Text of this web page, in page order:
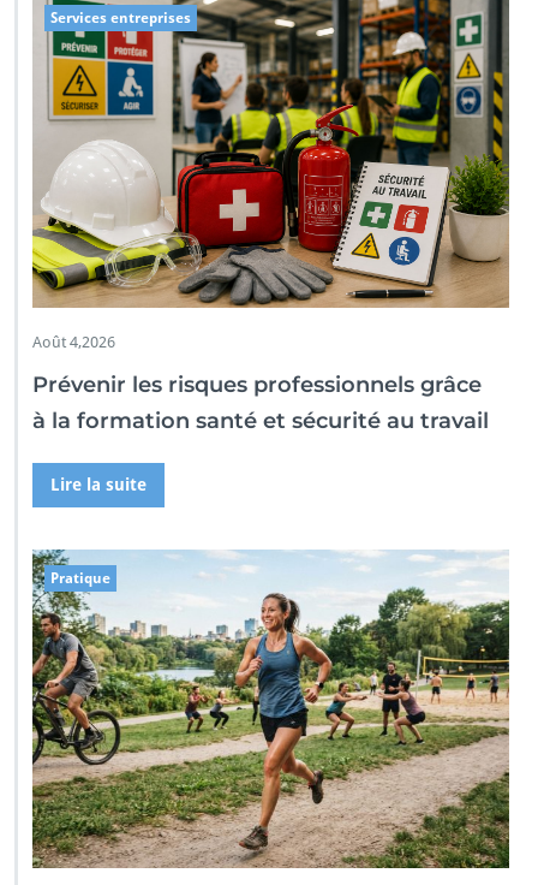
Services entreprises
Août 4,2026
Prévenir les risques professionnels grâce
à la formation santé et sécurité au travail
Lire la suite
Pratique